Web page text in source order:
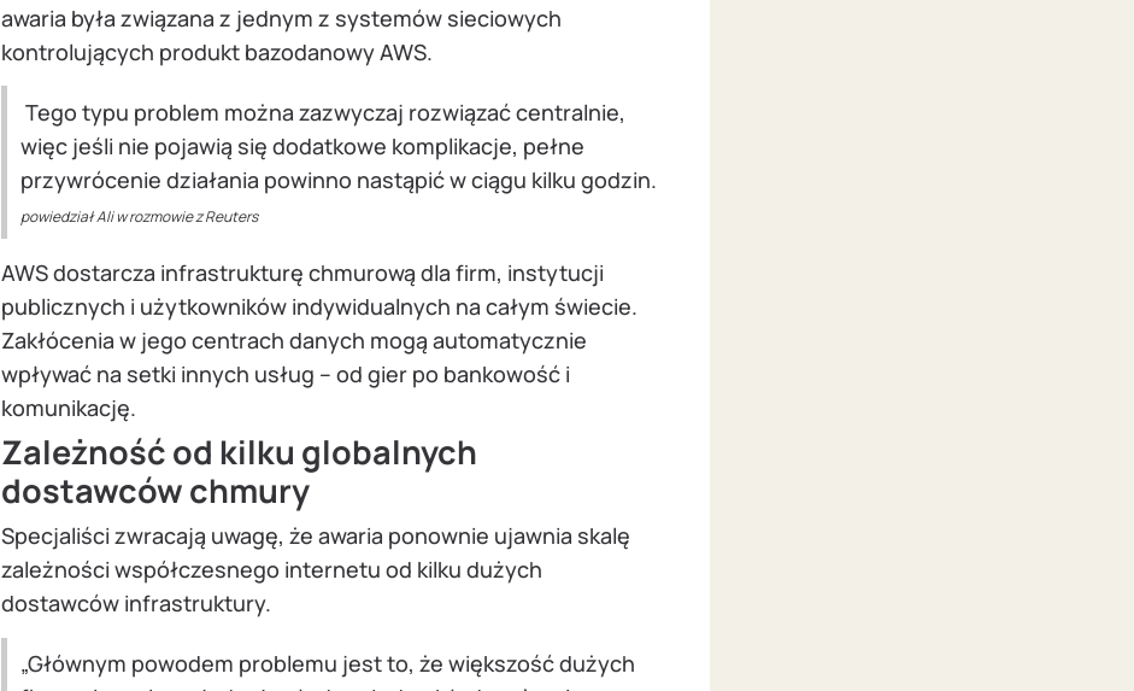
awaria była związana z jednym z systemów sieciowych
kontrolujących produkt bazodanowy AWS.
Tego typu problem można zazwyczaj rozwiązać centralnie,
więc jeśli nie pojawią się dodatkowe komplikacje, pełne
przywrócenie działania powinno nastąpić w ciągu kilku godzin.
powiedział Ali w rozmowie z Reuters
AWS dostarcza infrastrukturę chmurową dla firm, instytucji
publicznych i użytkowników indywidualnych na całym świecie.
Zakłócenia w jego centrach danych mogą automatycznie
wpływać na setki innych usług – od gier po bankowość i
komunikację.
Zależność od kilku globalnych
dostawców chmury
Specjaliści zwracają uwagę, że awaria ponownie ujawnia skalę
zależności współczesnego internetu od kilku dużych
dostawców infrastruktury.
„Głównym powodem problemu jest to, że większość dużych